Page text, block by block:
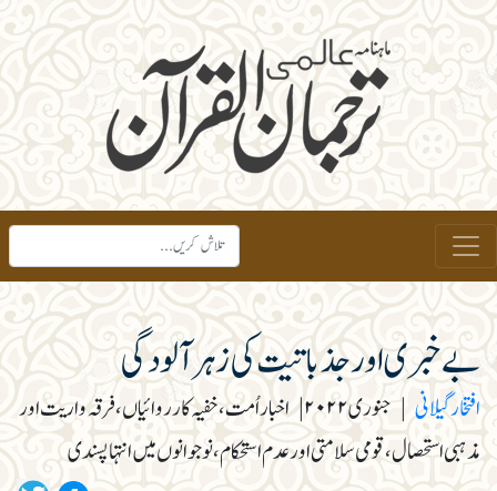
بے خبری اور جذباتیت کی زہرآلودگی
افتخار گیلانی جنوری ۲۰۲۲ | اخبار اُمت، خفیہ کارروائیاں، فرقہ واریت اور
مذہبی استحصال، قومی سلامتی اور عدم استحکام، نوجوانوں میں انتہا پسندی